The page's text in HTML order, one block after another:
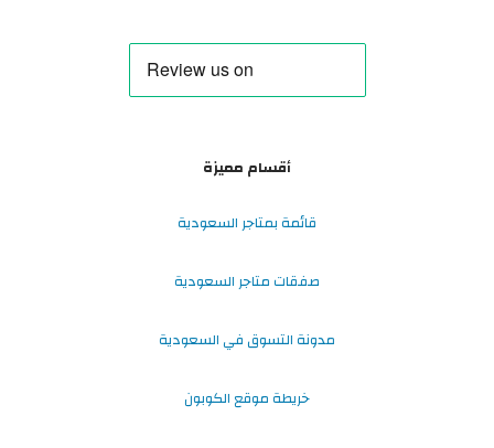
أقسام مميزة
قائمة بمتاجر السعودية
صفقات متاجر السعودية
مدونة التسوق في السعودية
خريطة موقع الكوبون